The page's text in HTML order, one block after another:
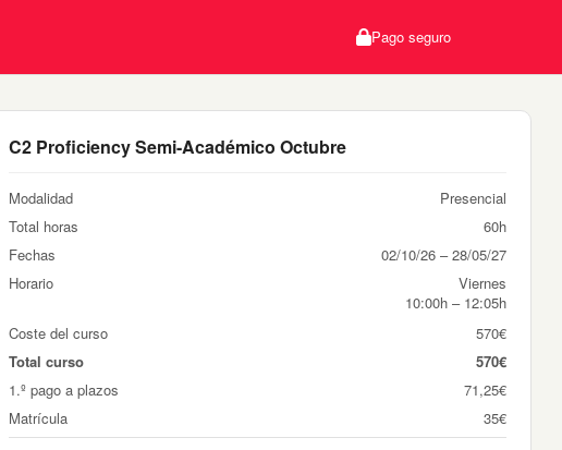
Pago seguro
C2 Proficiency Semi-Académico Octubre
Modalidad
Presencial
Total horas
60h
Fechas
02/10/26 – 28/05/27
Horario
Viernes
10:00h – 12:05h
Coste del curso
570€
Total curso
570€
1.º pago a plazos
71,25€
Matrícula
35€